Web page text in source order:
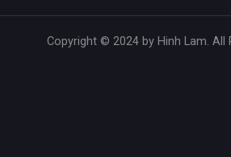
Copyright © 2024 by Hinh Lam. All